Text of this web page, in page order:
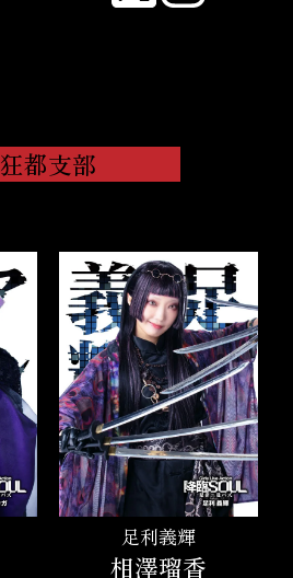
狂都支部
足利義輝
相澤瑠香